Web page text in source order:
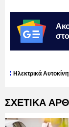
Ηλεκτρικά
ΣΧΕΤΙΚΑ